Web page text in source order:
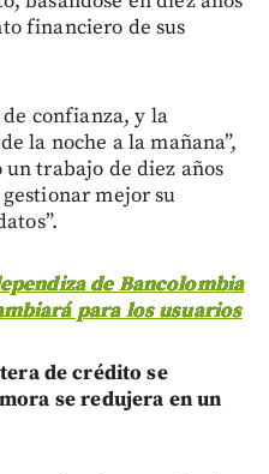
financiero de sus
confianza, y la
la noche a la mañana”,
un trabajo de diez años
mejor su
de Bancolombia
para los usuarios
de crédito se
se redujera en un